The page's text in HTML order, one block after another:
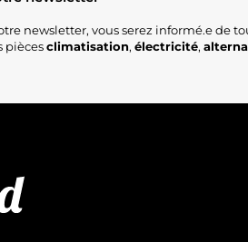
newsletter, vous serez informé.e de
piècesclimatisation, électricité,